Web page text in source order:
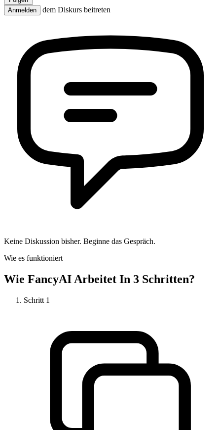
Anmelden
dem Diskurs beitreten
Keine Diskussion bisher. Beginne das Gespräch.
Wie es funktioniert
Wie FancyAI Arbeitet In 3 Schritten?
Schritt 1